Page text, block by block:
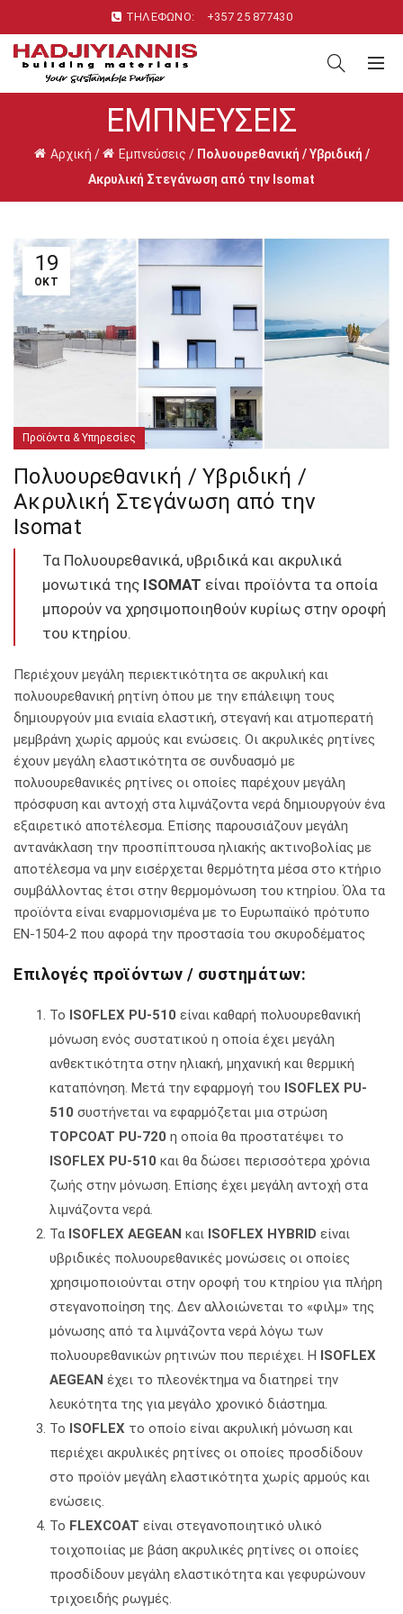
ΤΗΛΕΦΩΝΟ: +357 25 877430
ΕΜΠΝΕΎΣΕΙΣ
Αρχική / Εμπνεύσεις / Πολυουρεθανική / Υβριδική /
Ακρυλική Στεγάνωση από την Isomat
19
ΟΚΤ
Προϊόντα & Υπηρεσίες
Πολυουρεθανική / Υβριδική /
Ακρυλική Στεγάνωση από την
Isomat
Τα Πολυουρεθανικά, υβριδικά και ακρυλικά
µονωτικά της ISOMAT είναι προϊόντα τα οποία
µπορούν να χρησιµοποιηθούν κυρίως στην οροφή
του κτηρίου.
Περιέχουν µεγάλη περιεκτικότητα σε ακρυλική και
πολυουρεθανική ρητίνη όπου µε την επάλειψη τους
δηµιουργούν µια ενιαία ελαστική, στεγανή και ατµοπερατή
µεµβράνη χωρίς αρµούς και ενώσεις. Οι ακρυλικές ρητίνες
έχουν µεγάλη ελαστικότητα σε συνδυασµό µε
πολυουρεθανικές ρητίνες οι οποίες παρέχουν μεγάλη
πρόσφυση και αντοχή στα λιμνάζοντα νερά δηµιουργούν ένα
εξαιρετικό αποτέλεσµα. Επίσης παρουσιάζουν µεγάλη
αντανάκλαση την προσπίπτουσα ηλιακής ακτινοβολίας µε
αποτέλεσµα να µην εισέρχεται θερµότητα µέσα στο κτήριο
συµβάλλοντας έτσι στην θερμομόνωση του κτηρίου. Όλα τα
προϊόντα είναι εναρμονισμένα με το Ευρωπαϊκό πρότυπο
ΕΝ-1504-2 που αφορά την προστασία του σκυροδέματος
Επιλογές προϊόντων / συστημάτων:
To ISOFLEX PU-510 είναι καθαρή πολυουρεθανική
µόνωση ενός συστατικού η οποία έχει µεγάλη
ανθεκτικότητα στην ηλιακή, µηχανική και θερµική
καταπόνηση. Μετά την εφαρµογή του ISOFLEX PU-
510 συστήνεται να εφαρµόζεται µια στρώση
TOPCOAT PU-720 η οποία θα προστατέψει το
ISOFLEX PU-510 και θα δώσει περισσότερα χρόνια
ζωής στην µόνωση. Επίσης έχει µεγάλη αντοχή στα
λιµνάζοντα νερά.
Τα ISOFLEX AEGEAN και ISOFLEX HYBRID είναι
υβριδικές πολυουρεθανικές µονώσεις οι οποίες
χρησιµοποιούνται στην οροφή του κτηρίου για πλήρη
στεγανοποίηση της. ∆εν αλλοιώνεται το «φιλµ» της
µόνωσης από τα λιµνάζοντα νερά λόγω των
πολυουρεθανικών ρητινών που περιέχει. Η ISOFLEX
AEGEAN έχει το πλεονέκτηµα να διατηρεί την
λευκότητα της για µεγάλο χρονικό διάστηµα.
Το ISOFLEX το οποίο είναι ακρυλική µόνωση και
περιέχει ακρυλικές ρητίνες οι οποίες προσδίδουν
στο προϊόν µεγάλη ελαστικότητα χωρίς αρµούς και
ενώσεις.
Το FLEXCOAT είναι στεγανοποιητικό υλικό
τοιχοποιίας µε βάση ακρυλικές ρητίνες οι οποίες
προσδίδουν µεγάλη ελαστικότητα και γεφυρώνουν
τριχοειδής ρωγµές.